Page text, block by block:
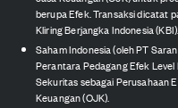
berupa Efek. Transaksi dicatat
Kliring Berjangka Indonesia (KBI).
Saham Indonesia (oleh PT
Perantara Pedagang Efek
Sekuritas sebagai Perusahaan
Keuangan (OJK).